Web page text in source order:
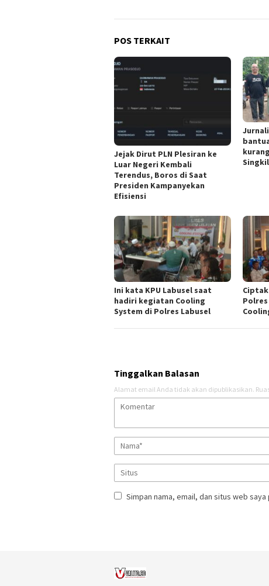
POS TERKAIT
Jejak Dirut PLN Plesiran ke
Luar Negeri Kembali
Terendus, Boros di Saat
Presiden Kampanyekan
Efisiensi
Ini kata KPU Labusel saat
hadiri kegiatan Cooling
System di Polres Labusel
Tinggalkan Balasan
Alamat email Anda tidak akan dipublikasikan.
Simpan nama, email, dan situs web